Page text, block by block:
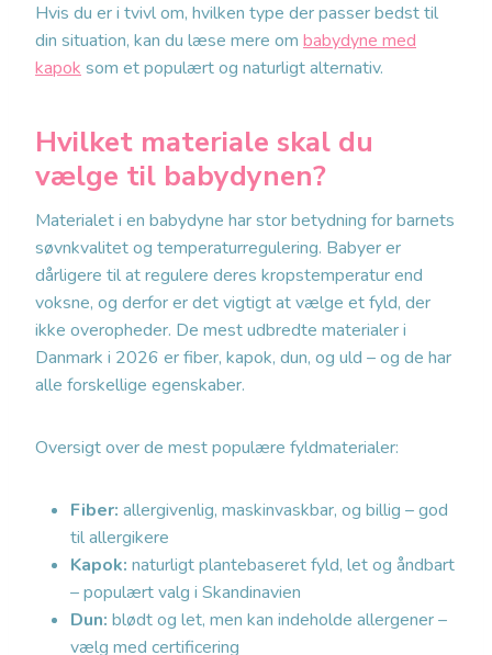
Hvis du er i tvivl om, hvilken type der passer bedst til
din situation, kan du læse mere om babydyne med
kapok som et populært og naturligt alternativ.
Hvilket materiale skal du
vælge til babydynen?
Materialet i en babydyne har stor betydning for barnets
søvnkvalitet og temperaturregulering. Babyer er
dårligere til at regulere deres kropstemperatur end
voksne, og derfor er det vigtigt at vælge et fyld, der
ikke overopheder. De mest udbredte materialer i
Danmark i 2026 er fiber, kapok, dun, og uld – og de har
alle forskellige egenskaber.
Oversigt over de mest populære fyldmaterialer:
Fiber: allergivenlig, maskinvaskbar, og billig – god
til allergikere
Kapok: naturligt plantebaseret fyld, let og åndbart
– populært valg i Skandinavien
Dun: blødt og let, men kan indeholde allergener –
vælg med certificering